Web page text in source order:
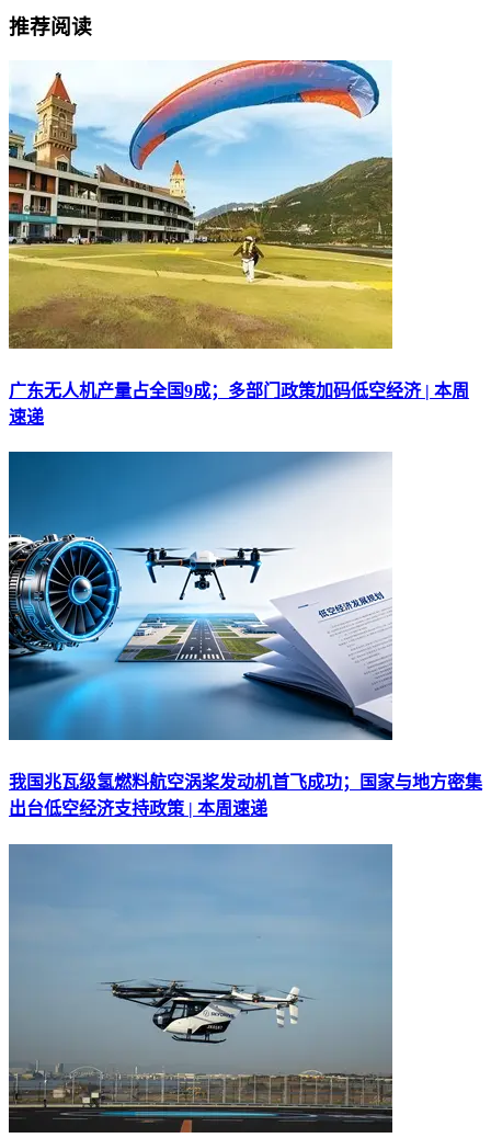
推荐阅读
广东无人机产量占全国9成；多部门政策加码低空经济 | 本周
速递
我国兆瓦级氢燃料航空涡桨发动机首飞成功；国家与地方密集
出台低空经济支持政策 | 本周速递